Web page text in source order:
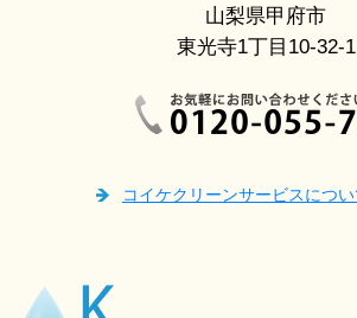
山梨県甲府市
東光寺1丁目10-32-1
コイケクリーンサービスにつ